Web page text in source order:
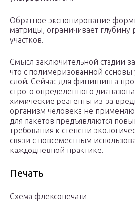
Обратное экспонирование
матрицы, ограничивает глубину
участков.
Смысл заключительной стадии
что с полимеризованной основы
слой. Сейчас для финишинга
строго определенного
химические реагенты из-за
организм человека не
для пакетов предъявляются
требования к степени
связи с повсеместным
каждодневной практике.
Печать
Схема флексопечати